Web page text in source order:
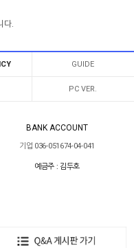
다.
GUIDE
PC VER.
BANK ACCOUNT
기업 036-051674-04-041
예금주 : 김두호